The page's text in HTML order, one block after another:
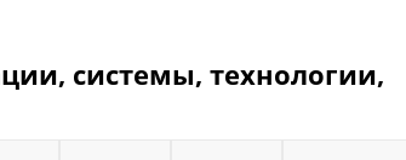
системы, технологии,